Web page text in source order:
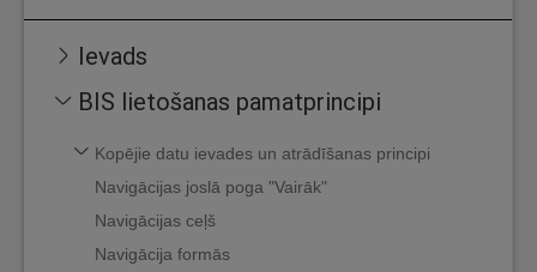
Ievads
BIS lietošanas pamatprincipi
Kopējie datu ievades un atrādīšanas principi
Navigācijas joslā poga "Vairāk"
Navigācijas ceļš
Navigācija formās